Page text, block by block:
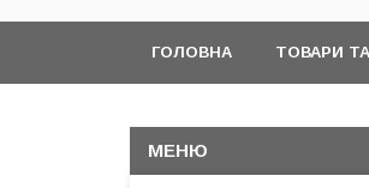
ГОЛОВНА ТОВАРИ